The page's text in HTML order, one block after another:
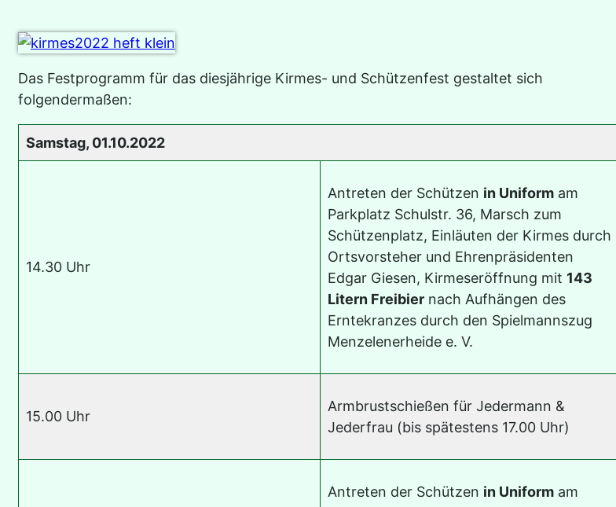
Das Festprogramm für das diesjährige Kirmes- und Schützenfest gestaltet sich
folgendermaßen:
Samstag, 01.10.2022
14.30 Uhr
Antreten der Schützen in Uniform am
Parkplatz Schulstr. 36, Marsch zum
Schützenplatz, Einläuten der Kirmes durch
Ortsvorsteher und Ehrenpräsidenten
Edgar Giesen, Kirmeseröffnung mit 143
Litern Freibier nach Aufhängen des
Erntekranzes durch den Spielmannszug
Menzelenerheide e. V.
15.00 Uhr
Armbrustschießen für Jedermann &
Jederfrau (bis spätestens 17.00 Uhr)
Antreten der Schützen in Uniform am